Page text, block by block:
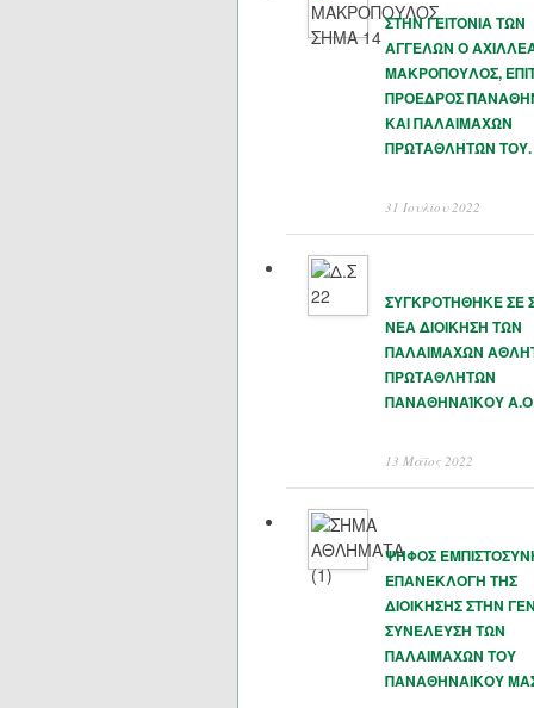
ΣΤΗΝ ΓΕΙΤΟΝΙΑ ΤΩΝ
ΑΓΓΕΛΩΝ Ο
ΜΑΚΡΟΠΟΥΛΟΣ,
ΠΡΟΕΔΡΟΣ
ΚΑΙ ΠΑΛΑΙΜΑΧΩΝ
ΠΡΩΤΑΘΛΗΤΏΝ ΤΟΥ.
31 Ιουλίου 2022
ΣΥΓΚΡΟΤΗΘΗΚΕ ΣΕ
ΝΕΑ ΔΙΟΙΚΗΣΗ ΤΩΝ
ΠΑΛΑΙΜΑΧΩΝ
ΠΡΩΤΑΘΛΗΤΩΝ
ΠΑΝΑΘΗΝΑΊΚΟΥ Α.Ο
13 Μάϊος 2022
ΨΗΦΟΣ
ΕΠΑΝΕΚΛΟΓΗ ΤΗΣ
ΔΙΟΙΚΗΣΗΣ ΣΤΗΝ
ΣΥΝΕΛΕΥΣΗ ΤΩΝ
ΠΑΛΑΙΜΑΧΩΝ ΤΟΥ
ΠΑΝΑΘΗΝΑΙΚΟΥ